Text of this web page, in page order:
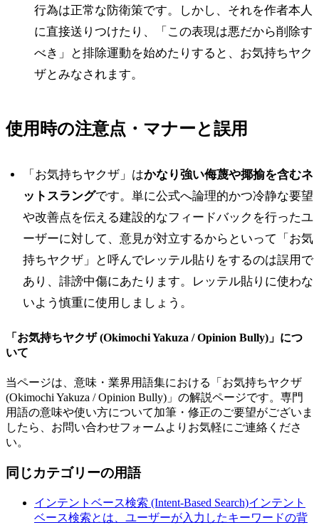
行為は正常な防衛策です。しかし、それを作者本人
に直接送りつけたり、「この表現は悪だから削除す
べき」と排除運動を始めたりすると、お気持ちヤク
ザとみなされます。
使用時の注意点・マナーと誤用
「お気持ちヤクザ」はかなり強い侮蔑や揶揄を含むネ
ットスラングです。単に公式へ論理的かつ冷静な要望
や改善点を伝える建設的なフィードバックを行ったユ
ーザーに対して、意見が対立するからといって「お気
持ちヤクザ」と呼んでレッテル貼りをするのは誤用で
あり、誹謗中傷にあたります。レッテル貼りに使わな
いよう慎重に使用しましょう。
「 お気持ちヤクザ (Okimochi Yakuza / Opinion Bully) 」につ
いて
当ページは、意味・業界用語集における「 お気持ちヤクザ
(Okimochi Yakuza / Opinion Bully) 」の解説ページです。専門
用語の意味や使い方について加筆・修正のご要望がございま
したら、お問い合わせフォームよりお気軽にご連絡くださ
い。
同じカテゴリーの用語
インテントベース検索 (Intent-Based Search)インテント
ベース検索とは、ユーザーが入力したキーワードの背